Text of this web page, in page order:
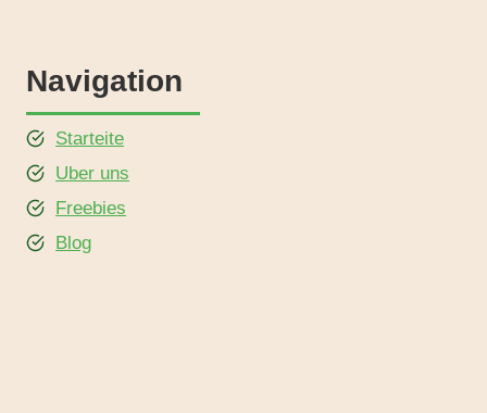
Navigation
Starteite
Uber uns
Freebies
Blog